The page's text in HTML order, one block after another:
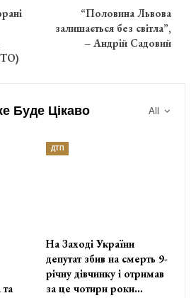
“Половина Львова
залишається без світла”,
– Андрій Садовий
All
Буде Цікаво
ДТП
На Заході України
депутат збив на смерть 9-
річну дівчинку і отримав
за це чотири роки…